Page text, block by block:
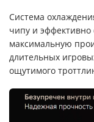
Система
чипу и эффективно
максимальную
длительных
ощутимого